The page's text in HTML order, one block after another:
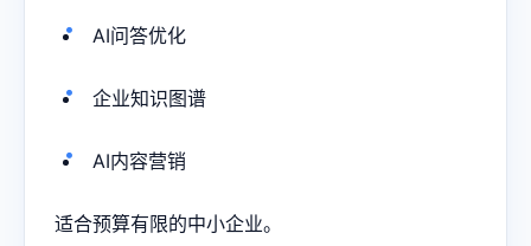
AI问答优化
企业知识图谱
AI内容营销
适合预算有限的中小企业。